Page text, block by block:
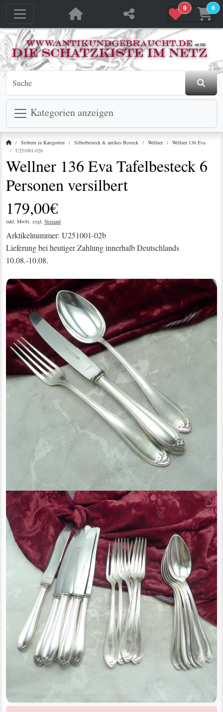
0 0
Kategorien anzeigen
StartseiteStöbern in Kategorien Silberbesteck & antikes Besteck Wellner
Wellner 136 Eva
U251001-02b
Wellner 136 Eva Tafelbesteck 6
Personen versilbert
179,00€
inkl. MwSt. zzgl. Versand
Arktikelnummer: U251001-02b
Lieferung bei heutiger Zahlung innerhalb Deutschlands
10.08.-10.08.
jetzt in den Warenkorb
jetzt in den Warenkorb